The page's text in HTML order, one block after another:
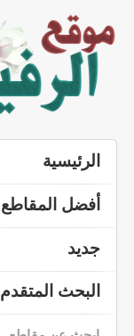
الرئيسية
أفضل المقاطع
جديد
البحث المتقدم